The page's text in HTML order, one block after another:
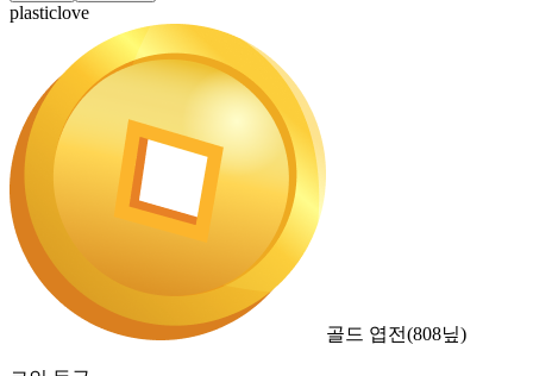
plasticlove
골드 엽전(808닢)